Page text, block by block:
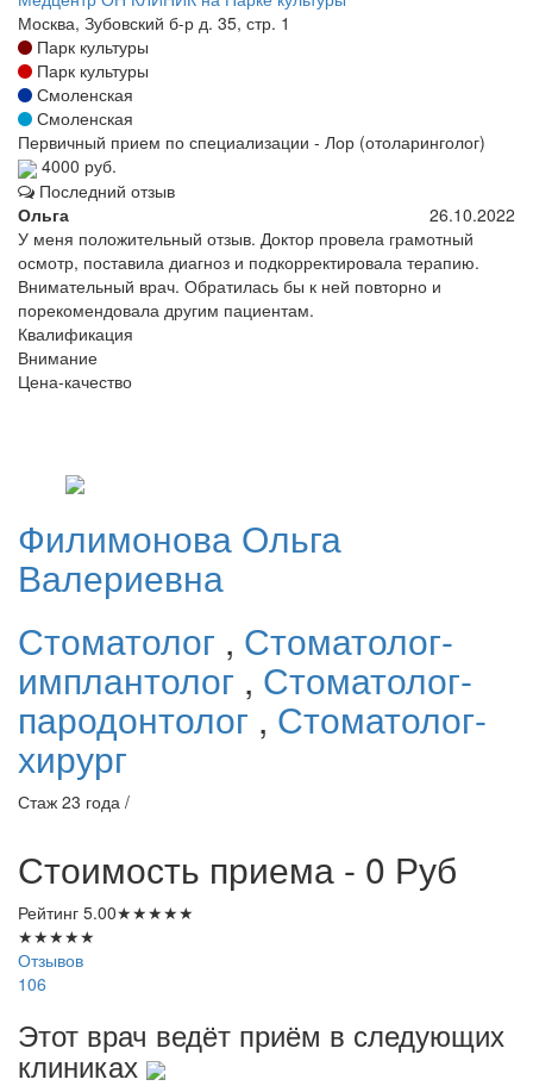
Москва, Зубовский б-р д. 35, стр. 1
Парк культуры
Парк культуры
Смоленская
Смоленская
Первичный прием по специализации - Лор (отоларинголог)
4000 руб.
Последний отзыв
Ольга
26.10.2022
У меня положительный отзыв. Доктор провела грамотный
осмотр, поставила диагноз и подкорректировала терапию.
Внимательный врач. Обратилась бы к ней повторно и
порекомендовала другим пациентам.
Квалификация
Внимание
Цена-качество
Филимонова Ольга
Валериевна
Стоматолог , Стоматолог-
имплантолог , Стоматолог-
пародонтолог , Стоматолог-
хирург
Стаж 23 года /
Стоимость приема - 0 Руб
Рейтинг 5.00★★★★★
★★★★★
Отзывов
106
Этот врач ведёт приём в следующих
клиниках